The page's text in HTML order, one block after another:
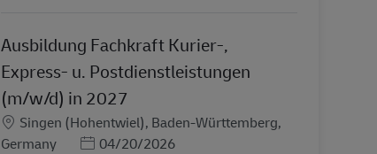
Ausbildung Fachkraft Kurier-,
Express- u. Postdienstleistungen
(m/w/d) in 2027
Locație
Singen (Hohentwiel), Baden-Württemberg,
Germany
Posted Date
04/20/2026